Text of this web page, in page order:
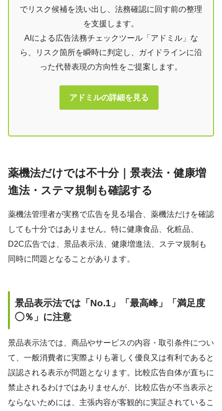
でリスク候補を洗い出し、法務確認に回す前の整理
を支援します。
AIによる広告法務チェックツール「アドミル」な
ら、リスク箇所を瞬時に判定し、ガイドラインに沿
った代替表現の方向性をご提案します。
アドミルの詳細を見る
薬機法だけでは不十分｜景表法・健康増
進法・ステマ規制も確認する
薬機法管理者が実務で広告を見る場合、薬機法だけを確認
しても十分ではありません。特に健康食品、化粧品、
D2C広告では、景品表示法、健康増進法、ステマ規制も
同時に問題となることがあります。
景品表示法では「No.1」「最高峰」「満足度
◯％」に注意
景品表示法では、商品やサービスの内容・取引条件につい
て、一般消費者に実際よりも著しく優良又は有利であると
誤認される表示が問題となります。比較広告自体が直ちに
禁止されるわけではありませんが、比較広告が不当表示と
ならないためには、主張内容が客観的に実証されているこ